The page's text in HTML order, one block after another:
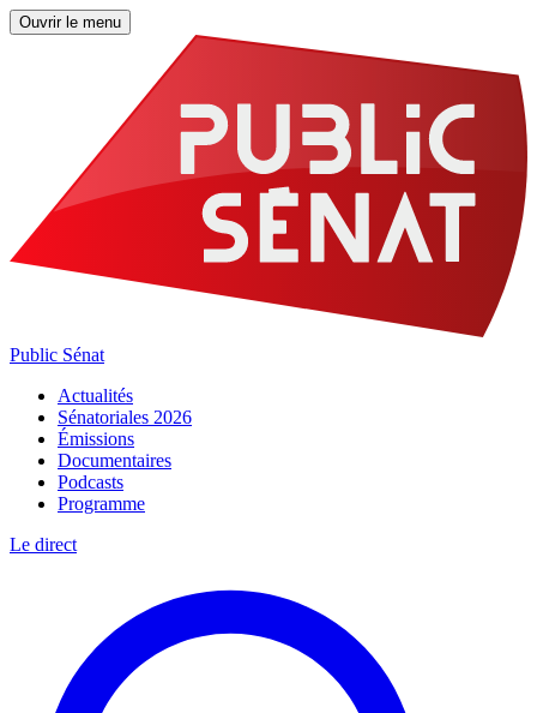
Ouvrir le menu
Public Sénat
Actualités
Sénatoriales 2026
Émissions
Documentaires
Podcasts
Programme
Le direct